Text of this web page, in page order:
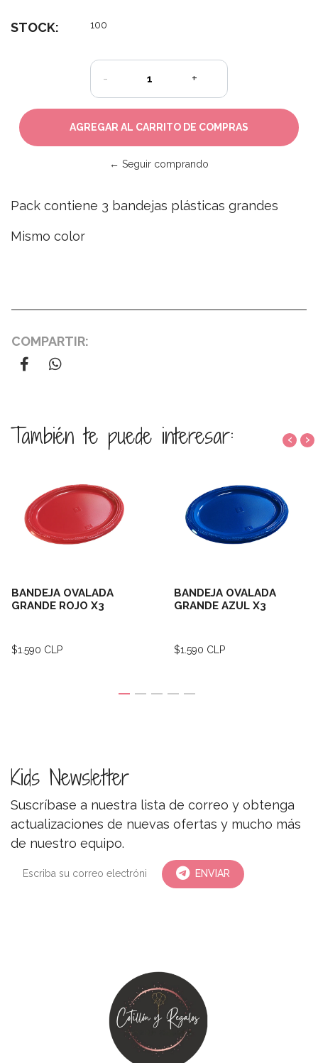
STOCK: 100
- +
← Seguir comprando
Pack contiene 3 bandejas plásticas grandes
Mismo color
COMPARTIR:
También te puede interesar:
BANDEJA OVALADA
GRANDE ROJO X3
$1.590 CLP
BANDEJA OVALADA
GRANDE AZUL X3
$1.590 CLP
‹ ›
Kids Newsletter
Suscríbase a nuestra lista de correo y obtenga
actualizaciones de nuevas ofertas y mucho más
de nuestro equipo.
ENVIAR